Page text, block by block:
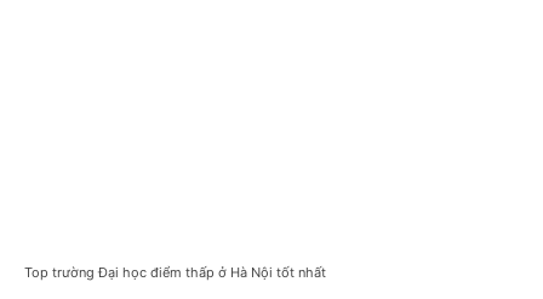
Top trường Đại học điểm thấp ở Hà Nội tốt nhất